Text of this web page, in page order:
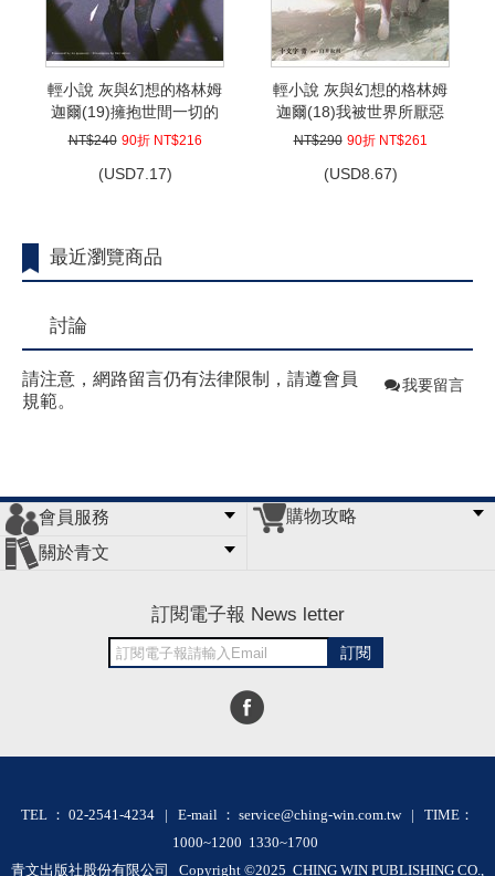
輕小說 灰與幻想的格林姆
迦爾(19)擁抱世間一切的
痛楚
NT$240 90折 NT$216
(USD7.17)
輕小說 灰與幻想的格林姆
迦爾(18)我被世界所厭惡
限定版
NT$290 90折 NT$261
(USD8.67)
最近瀏覽商品
討論
請注意，網路留言仍有法律限制，請遵會員
規範。
我要留言
會員服務
會員辦法
客服信箱
隱私條款
網站導覽
購物攻略
關於青文
訂閱電子報 News letter
訂閱
TEL ： 02-2541-4234 | E-mail ： service@ching-win.com.tw | TIME：
1000~1200 1330~1700
青文出版社股份有限公司 Copyright ©2025 CHING WIN PUBLISHING CO.,